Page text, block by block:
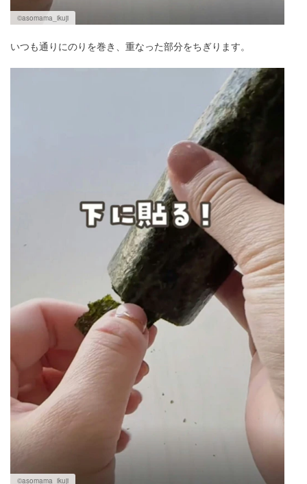
©asomama_ikuji
いつも通りにのりを巻き、重なった部分をちぎります。
©asomama_ikuji